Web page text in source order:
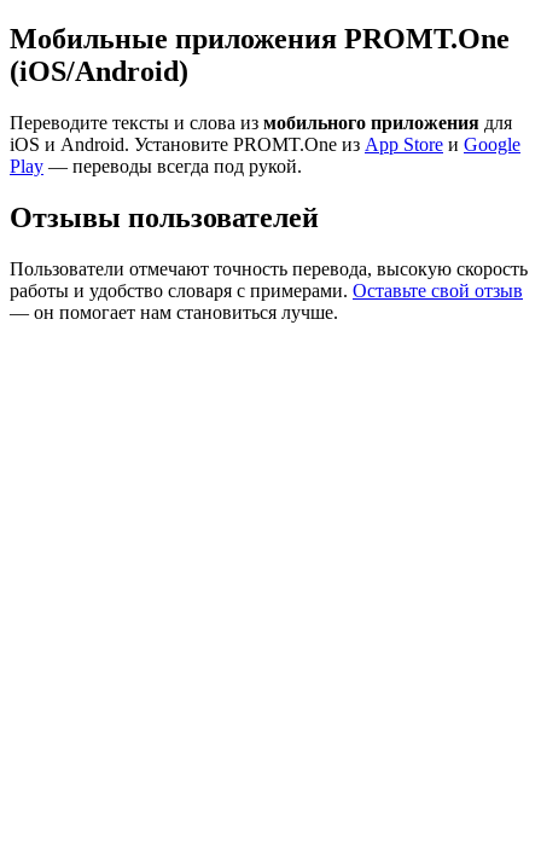
Мобильные приложения PROMT.One
(iOS/Android)
Переводите тексты и слова из мобильного приложения для
iOS и Android. Установите PROMT.One из App Store и Google
Play — переводы всегда под рукой.
Отзывы пользователей
Пользователи отмечают точность перевода, высокую скорость
работы и удобство словаря с примерами. Оставьте свой отзыв
— он помогает нам становиться лучше.